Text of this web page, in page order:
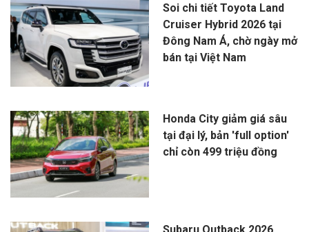
Soi chi tiết Toyota Land
Cruiser Hybrid 2026 tại
Đông Nam Á, chờ ngày mở
bán tại Việt Nam
Honda City giảm giá sâu
tại đại lý, bản 'full option'
chỉ còn 499 triệu đồng